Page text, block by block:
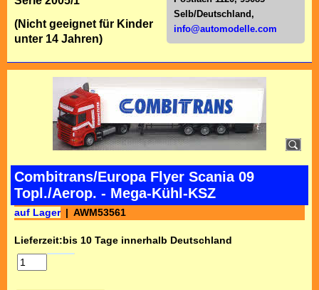
Selb/Deutschl and,
info@automodelle.com
(Nicht geeignet für Kinder
unter 14 Jahren)
Combitrans/Europa Flyer Scania 09
Topl./Aerop. - Mega-Kühl-KSZ
auf Lager AWM53561
Lieferzeit:bis 10 Tage innerhalb Deutschland